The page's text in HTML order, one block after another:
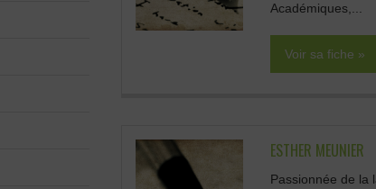
Académiques,...
Voir sa fiche »
ESTHER MEUNIER
Passionnée de la